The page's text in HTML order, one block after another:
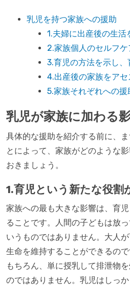
乳児を持つ家族への援助
1.夫婦に出産後の生活
2.家族個人のセルフ
3.育児の方法を示し
4.出産後の家族をアセ
5.家族それぞれへの援
乳児が家族に加わる
具体的な援助を紹介する前に、
とによって、家族がどのような
おきましょう。
1.育児という新たな役割
家族への最も大きな影響は、育
ることです。人間の子どもは放
いうものではありません。大人
生命を維持することができるので
もちろん、単に授乳して排泄物
のではありません。乳児はしっ